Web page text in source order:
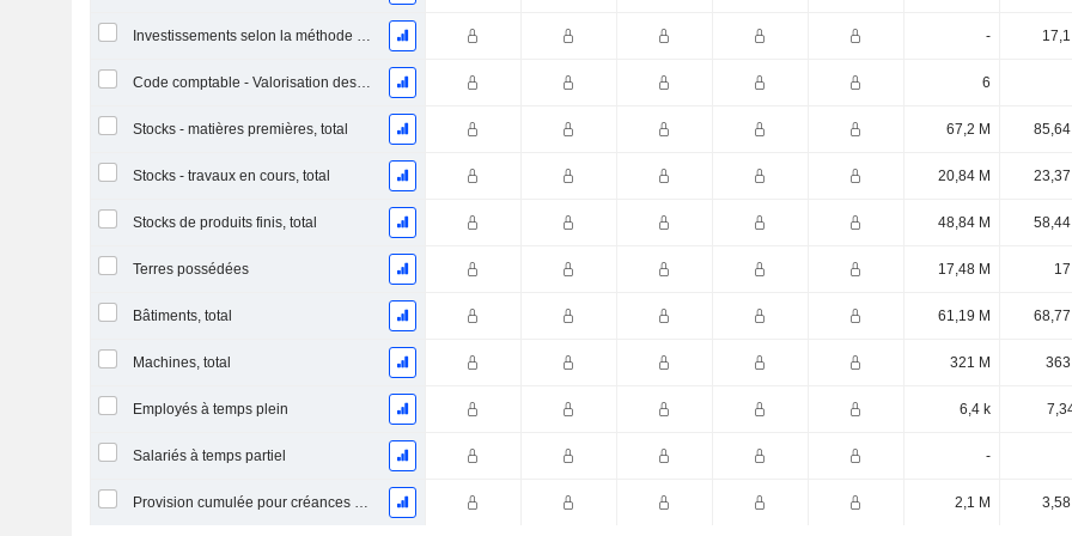
Investissements selon la méthode de la mise en équivalence, total -
Code comptable - Valorisation des stocks 6
Stocks - matières premières, total 67,2 M
Stocks - travaux en cours, total 20,84 M
Stocks de produits finis, total 48,84 M
Terres possédées 17,48 M
Bâtiments, total 61,19 M
Machines, total 321 M
Employés à temps plein 6,4 k
Salariés à temps partiel -
Provision cumulée pour créances douteuses (Supple) 2,1 M